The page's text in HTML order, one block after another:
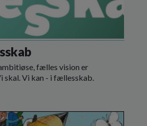
fælles vision er
skal. Vi kan - i fællesskab.